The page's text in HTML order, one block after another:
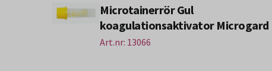
Microtainerrör Gul
koagulationsaktivator Microgard
Art.nr: 13066